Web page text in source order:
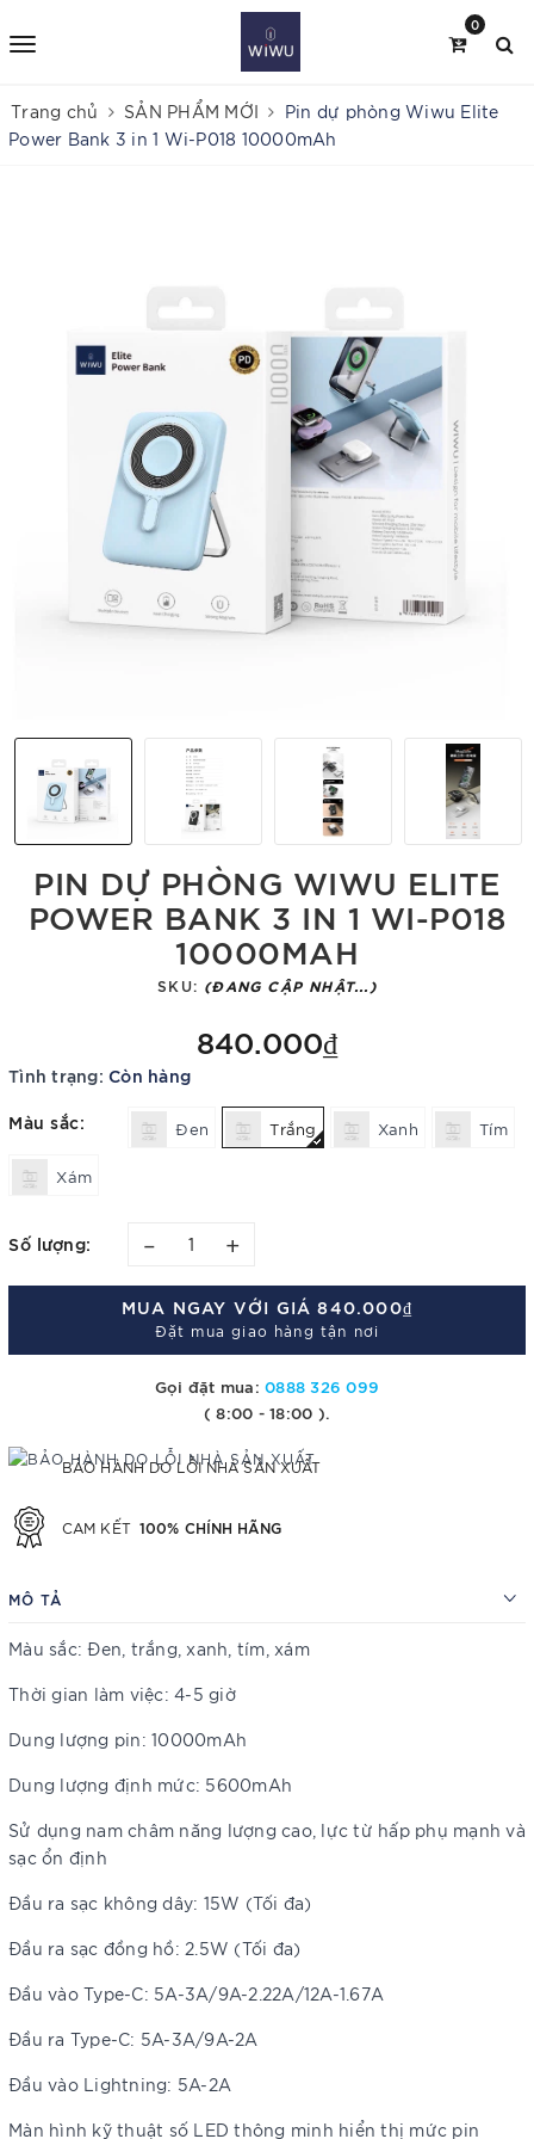
0
Trang chủ SẢN PHẨM MỚI
Pin dự phòng Wiwu Elite
Power Bank 3 in 1 Wi-P018 10000mAh
PIN DỰ PHÒNG WIWU ELITE
POWER BANK 3 IN 1 WI-P018
10000MAH
SKU: (ĐANG CẬP NHẬT...)
840.000₫
Tình trạng: Còn hàng
Màu sắc: Đen Trắng Xanh Tím
Xám
Số lượng: – +
MUA NGAY VỚI GIÁ840.000₫
Đặt mua giao hàng tận nơi
Gọi đặt mua:0888 326 099
( 8:00 - 18:00 ).
BẢO HÀNH DO LỖI NHÀ SẢN XUẤT
CAM KẾT 100% CHÍNH HÃNG
MÔ TẢ
Màu sắc: Đen, trắng, xanh, tím, xám
Thời gian làm việc: 4-5 giờ
Dung lượng pin: 10000mAh
Dung lượng định mức: 5600mAh
Sử dụng nam châm năng lượng cao, lực từ hấp phụ mạnh và
sạc ổn định
Đầu ra sạc không dây: 15W (Tối đa)
Đầu ra sạc đồng hồ: 2.5W (Tối đa)
Đầu vào Type-C: 5A-3A/9A-2.22A/12A-1.67A
Đầu ra Type-C: 5A-3A/9A-2A
Đầu vào Lightning: 5A-2A
Màn hình kỹ thuật số LED thông minh hiển thị mức pin